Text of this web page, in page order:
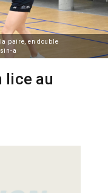
paire, en double
a
lice au